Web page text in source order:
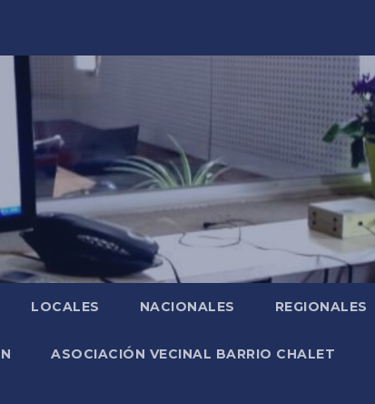
LOCALES NACIONALES REGIONALES
ASOCIACIÓN VECINAL BARRIO CHALET